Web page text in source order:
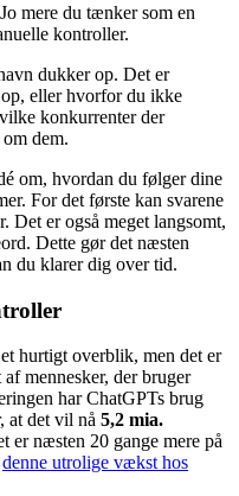
mere du tænker som en
kontroller.
dukker op. Det er
eller hvorfor du ikke
konkurrenter der
dem.
om, hvordan du følger dine
For det første kan svarene
Det er også meget langsomt,
Dette gør det næsten
du klarer dig over tid.
hurtigt overblik, men det er
mennesker, der bruger
har ChatGPTs brug
at det vil nå 5,2 mia.
er næsten 20 gange mere på
denne utrolige vækst hos